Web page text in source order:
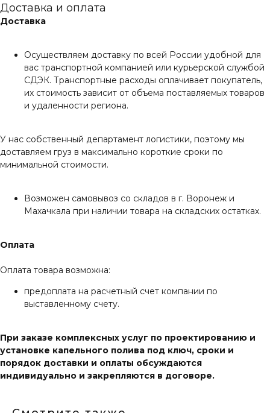
Доставка и оплата
Доставка
Осуществляем доставку по всей России удобной для
вас транспортной компанией или курьерской службой
СДЭК. Транспортные расходы оплачивает покупатель,
их стоимость зависит от объема поставляемых товаров
и удаленности региона.
У нас собственный департамент логистики, поэтому мы
доставляем груз в максимально короткие сроки по
минимальной стоимости.
Возможен самовывоз со складов в г. Воронеж и
Махачкала при наличии товара на складских остатках.
Оплата
Оплата товара возможна:
предоплата на расчетный счет компании по
выставленному счету.
При заказе комплексных услуг по проектированию и
установке капельного полива под ключ, сроки и
порядок доставки и оплаты обсуждаются
индивидуально и закрепляются в договоре.